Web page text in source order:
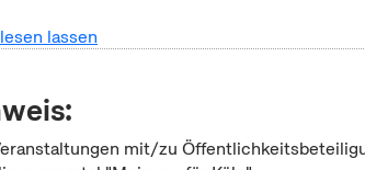
lassen
mit/zu